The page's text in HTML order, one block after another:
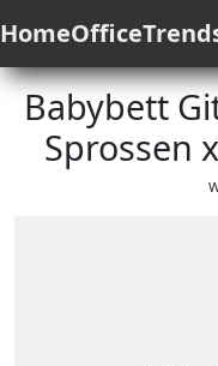
Babybett
Sprossen